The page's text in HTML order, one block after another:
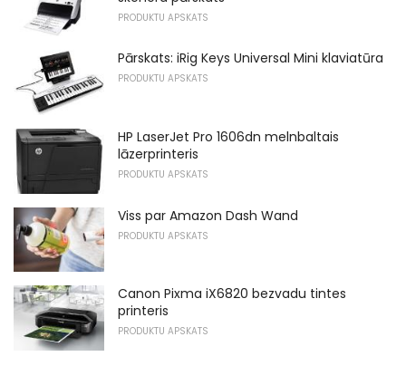
PRODUKTU APSKATS
Pārskats: iRig Keys Universal Mini klaviatūra
PRODUKTU APSKATS
HP LaserJet Pro 1606dn melnbaltais
lāzerprinteris
PRODUKTU APSKATS
Viss par Amazon Dash Wand
PRODUKTU APSKATS
Canon Pixma iX6820 bezvadu tintes
printeris
PRODUKTU APSKATS